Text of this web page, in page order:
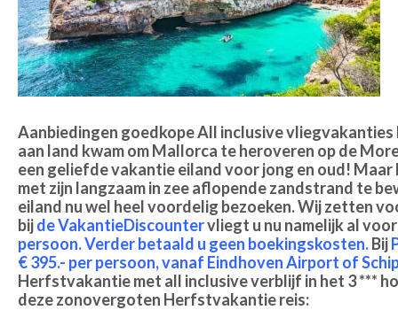
Aanbiedingen goedkope All inclusive vliegvakanties
aan land kwam om Mallorca te heroveren op de
een geliefde vakantie eiland voor jong en oud!
met zijn langzaam in zee aflopende zandstrand te
eiland nu wel heel voordelig bezoeken. Wij zetten
bijde VakantieDiscountervliegt u nu namelijk al
persoon.Verder betaald u geen boekingskosten.Bij
€ 395.- per persoon,vanaf Eindhoven Airport of
Herfstvakantie met all inclusive verblijf in het 3 ***
deze zonovergoten Herfstvakantie reis: